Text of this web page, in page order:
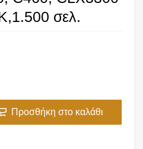
σελ.
Προσθήκη στο καλάθι